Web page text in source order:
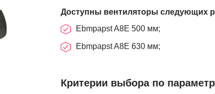
Доступны вентиляторы cледующих
Ebmpapst A8E 500 мм;
Ebmpapst A8E 630 мм;
Критерии выбора по